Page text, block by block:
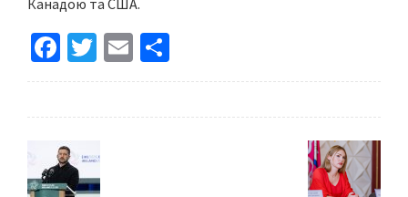
Fa
ce
o
o
T
wi
E
m h